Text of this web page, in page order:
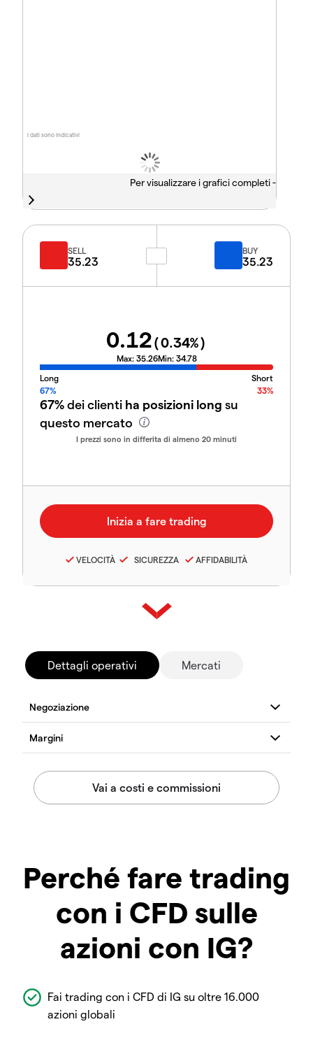
I dati sono indicativi
Per visualizzare i grafici completi -
SELL
35.23
BUY
35.23
0.12(0.34%)
Max: 35.26Min: 34.78
Long
Short
67%
33%
67%dei clienti ha posizioni long su
questo mercato
I prezzi sono in differita di almeno 20 minuti
VELOCITÀ SICUREZZA AFFIDABILITÀ
Dettagli operativi Mercati
Perché fare trading
con i CFD sulle
azioni con IG?
Fai trading con i CFD di IG su oltre 16.000
azioni globali